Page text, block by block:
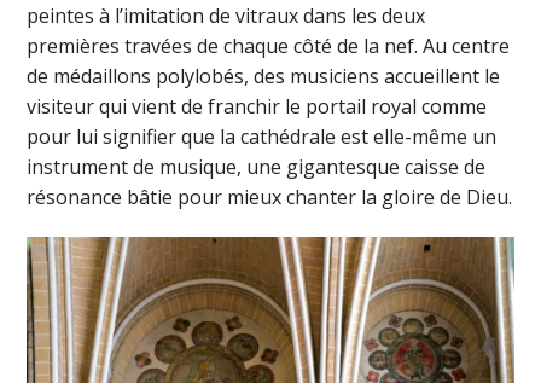
peintes à l’imitation de vitraux dans les deux
premières travées de chaque côté de la nef. Au centre
de médaillons polylobés, des musiciens accueillent le
visiteur qui vient de franchir le portail royal comme
pour lui signifier que la cathédrale est elle-même un
instrument de musique, une gigantesque caisse de
résonance bâtie pour mieux chanter la gloire de Dieu.